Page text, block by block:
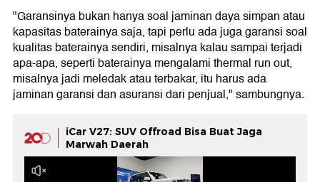
"Garansinya bukan hanya soal jaminan daya simpan atau
kapasitas baterainya saja, tapi perlu ada juga garansi soal
kualitas baterainya sendiri, misalnya kalau sampai terjadi
apa-apa, seperti baterainya mengalami thermal run out,
misalnya jadi meledak atau terbakar, itu harus ada
jaminan garansi dan asuransi dari penjual," sambungnya.
iCar V27: SUV Offroad Bisa Buat Jaga
Marwah Daerah